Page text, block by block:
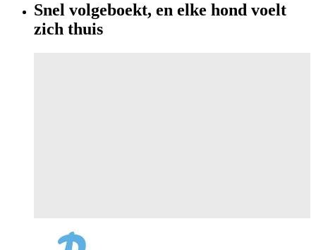
Snel volgeboekt, en elke hond voelt
zich thuis